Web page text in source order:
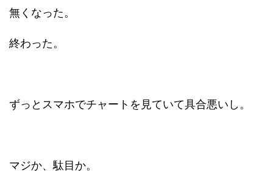
無くなった。
終わった。
ずっとスマホでチャートを見ていて具合悪いし。
マジか、駄目か。